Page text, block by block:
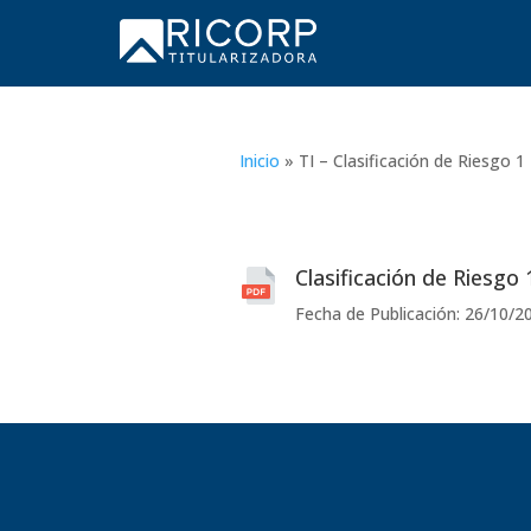
Inicio » TI – Clasificación de Riesgo 1
Clasificación de Riesgo
Fecha de Publicación: 26/10/